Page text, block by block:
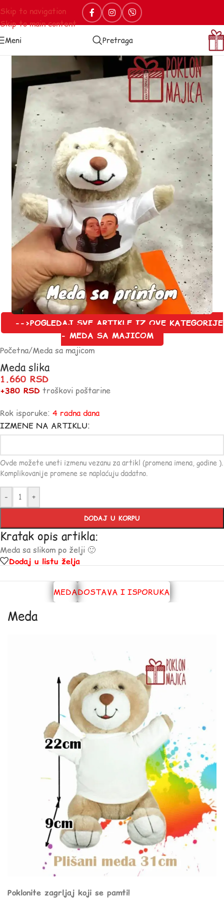
Skip to navigation
Skip to main content
Meni Pretraga
-->POGLEDAJ SVE ARTIKLE IZ OVE KATEGORIJE
- MEDA SA MAJICOM
Početna/Meda sa majicom
Meda slika
1.660 RSD
+380 RSD troškovi poštarine
Rok isporuke: 4 radna dana
IZMENE NA ARTIKLU:
Ovde možete uneti izmenu vezanu za artikl (promena imena, godine ).
Komplikovanije promene se naplaćuju dadatno.
- +
DODAJ U KORPU
Kratak opis artikla:
Meda sa slikom po želji 🙂
Dodaj u listu želja
MEDADOSTAVA I ISPORUKA
Meda
Poklonite zagrljaj koji se pamti!